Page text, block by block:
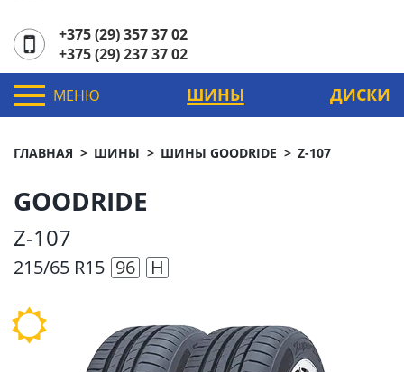
+375 (29) 357 37 02
+375 (29) 237 37 02
МЕНЮ ШИНЫ ДИСКИ
ГЛАВНАЯ ШИНЫ ШИНЫ GOODRIDE Z-107
GOODRIDE
Z-107
215/65 R15 96 H